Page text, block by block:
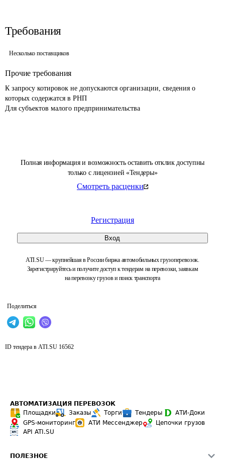
Полная информация и возможность оставить отклик доступны
только с лицензией «Тендеры»
Смотреть расценки
Регистрация
Вход
ATI.SU — крупнейшая в России биржа автомобильных грузоперевозок.
Зарегистрируйтесь и получите доступ к тендерам на перевозки, заявкам
на перевозку грузов и поиск транспорта
Поделиться
Требования
Несколько поставщиков
Прочие требования
К запросу котировок не допускаются организации, сведения о
которых содержатся в РНП
Для субъектов малого предпринимательства
ID тендера в ATI.SU 16562
АВТОМАТИЗАЦИЯ ПЕРЕВОЗОК
Площадки
Заказы Торги Тендеры
АТИ-Доки
GPS-мониторинг
АТИ Мессенджер
Цепочки грузов
API ATI.SU
ПОЛЕЗНОЕ